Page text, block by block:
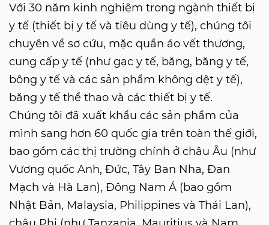
Với 30 năm kinh nghiệm trong ngành thiết bị
y tế (thiết bị y tế và tiêu dùng y tế), chúng tôi
chuyên về sơ cứu, mặc quần áo vết thương,
cung cấp y tế (như gạc y tế, băng, băng y tế,
bông y tế và các sản phẩm không dệt y tế),
băng y tế thể thao và các thiết bị y tế.
Chúng tôi đã xuất khẩu các sản phẩm của
mình sang hơn 60 quốc gia trên toàn thế giới,
bao gồm các thị trường chính ở châu Âu (như
Vương quốc Anh, Đức, Tây Ban Nha, Đan
Mạch và Hà Lan), Đông Nam Á (bao gồm
Nhật Bản, Malaysia, Philippines và Thái Lan),